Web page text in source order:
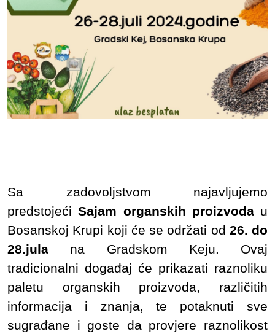
Sa zadovoljstvom najavljujemo
predstojeći Sajam organskih proizvoda u
Bosanskoj Krupi koji će se održati od 26. do
28.jula
na Gradskom Keju. Ovaj
tradicionalni događaj će prikazati raznoliku
paletu organskih proizvoda, različitih
informacija i znanja, te potaknuti sve
sugrađane i goste da provjere raznolikost